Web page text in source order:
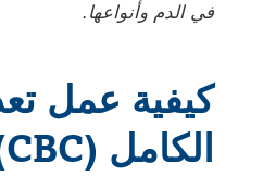
في الدم وأنواعها.
كيفية عمل
الكامل (CBC)